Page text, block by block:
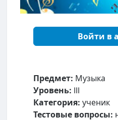
Войти в
Предмет: Музыка
Уровень: III
Категория: ученик
Тестовые вопросы: